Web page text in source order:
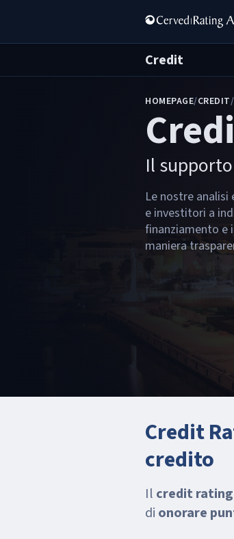
Credit
HOMEPAGE/CREDIT/
Il
Le nostre
e investitori a
finanziamento e
maniera
Credit
credito
Il credit rating
di onorare